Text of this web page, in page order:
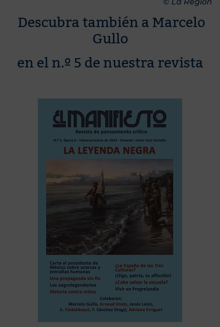
Descubra también a Marcelo
Gullo
en el n.º 5 de nuestra revista